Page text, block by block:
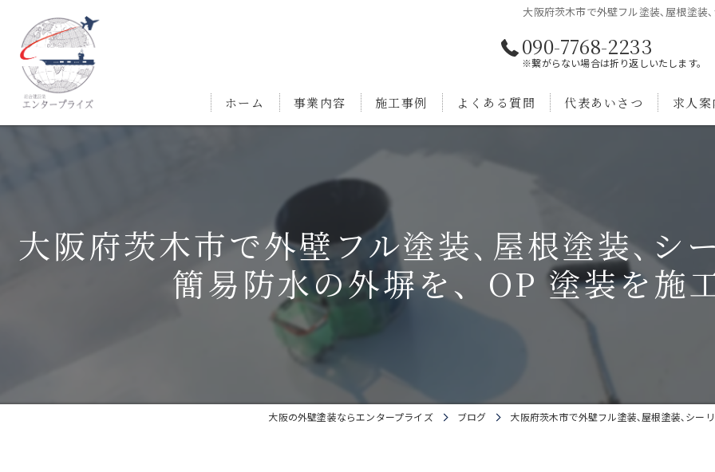
大阪府茨木市で外壁フル塗装､屋根塗装
090-7768-2233
※繋がらない場合は折り返しいたします。
ホーム 事業内容 施工事例 よくある質問 代表あいさつ 求人案
大阪府茨木市で外壁フル塗装､屋根塗装､シ
簡易防水の外塀を、OP 塗装を施
大阪の外壁塗装ならエンタープライズ ブログ 大阪府茨木市で外壁フル塗装､屋根塗装､シー